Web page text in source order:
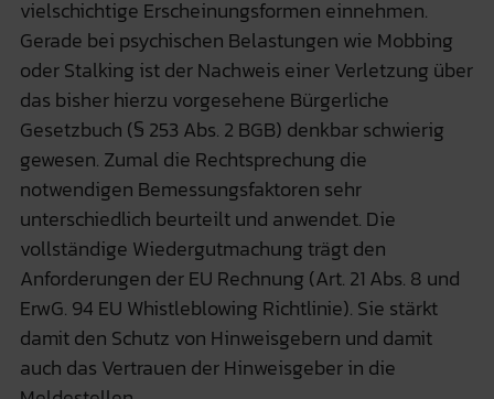
vielschichtige Erscheinungsformen einnehmen.
Gerade bei psychischen Belastungen wie Mobbing
oder Stalking ist der Nachweis einer Verletzung über
das bisher hierzu vorgesehene Bürgerliche
Gesetzbuch (§ 253 Abs. 2 BGB) denkbar schwierig
gewesen. Zumal die Rechtsprechung die
notwendigen Bemessungsfaktoren sehr
unterschiedlich beurteilt und anwendet. Die
vollständige Wiedergutmachung trägt den
Anforderungen der EU Rechnung (Art. 21 Abs. 8 und
ErwG. 94 EU Whistleblowing Richtlinie). Sie stärkt
damit den Schutz von Hinweisgebern und damit
auch das Vertrauen der Hinweisgeber in die